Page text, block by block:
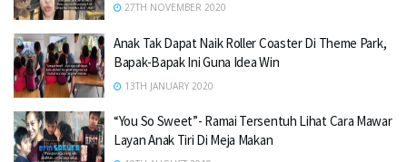
27TH NOVEMBER 2020
Anak Tak Dapat Naik Roller Coaster Di Theme Park,
Bapak-Bapak Ini Guna Idea Win
13TH JANUARY 2020
“You So Sweet”- Ramai Tersentuh Lihat Cara Mawar
Layan Anak Tiri Di Meja Makan